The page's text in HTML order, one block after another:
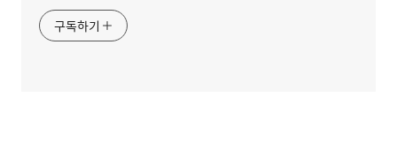
구독하기